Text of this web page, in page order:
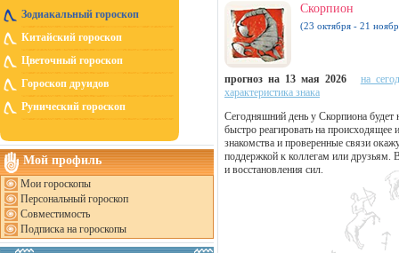
Зодиакальный гороскоп
Китайский гороскоп
Цветочный гороскоп
Гороскоп друидов
Рунический гороскоп
Мой профиль
Мои гороскопы
Персональный гороскоп
Совместимость
Подписка на гороскопы
Скорпион
(23 октября - 21
прогноз на 13 мая 2026
на
характеристика знака
Сегодняшний день у Скорпиона
быстро реагировать на происходящее
знакомства и проверенные связи
поддержкой к коллегам или друзьям.
и восстановления сил.